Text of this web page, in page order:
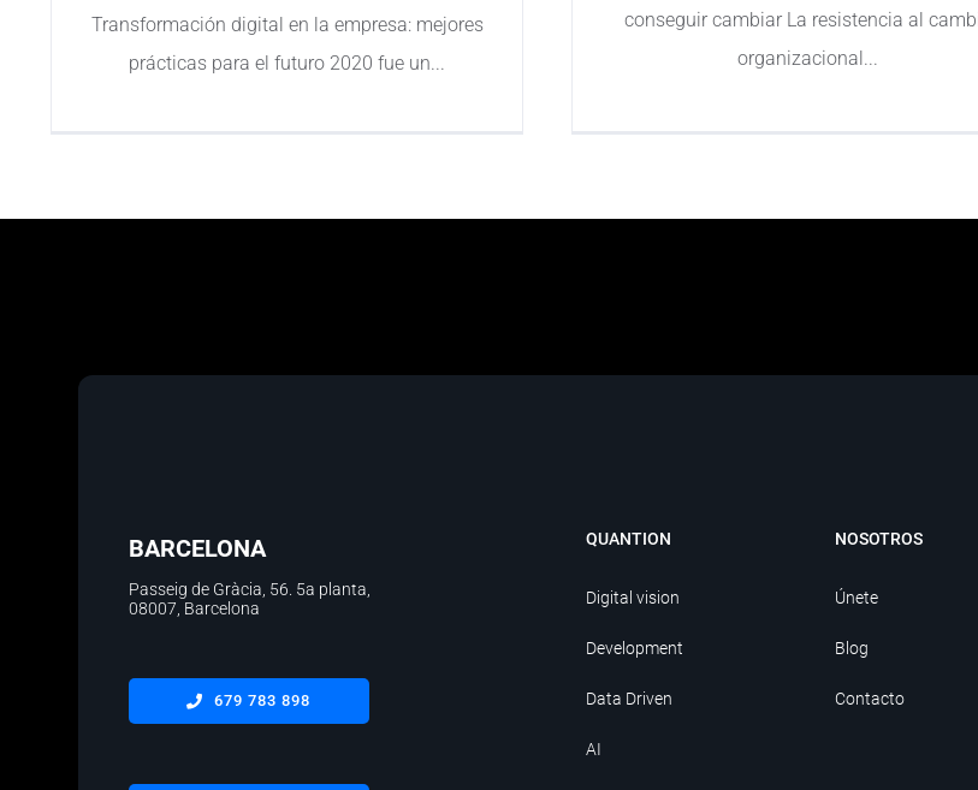
Transformación digital en la empresa: mejores
prácticas para el futuro 2020 fue un
conseguir cambiar La resistencia al
organizacional
BARCELONA
Passeig de Gràcia, 56. 5a planta
08007, Barcelona
679 783 898
QUANTION
Digital vision
Development
Data Driven
AI
NOSOTROS
Únete
Blog
Contacto